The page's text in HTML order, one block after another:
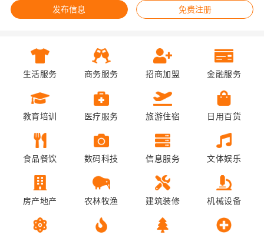
发布信息 免费注册
生活服务 商务服务 招商加盟 金融服务
教育培训 医疗服务 旅游住宿 日用百货
食品餐饮 数码科技 信息服务 文体娱乐
房产地产 农林牧渔 建筑装修 机械设备